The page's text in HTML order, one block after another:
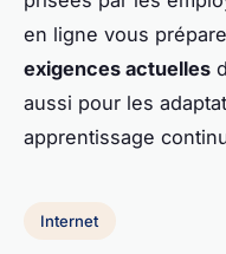
en ligne vous
exigences actuelles
aussi pour les
apprentissage
Internet